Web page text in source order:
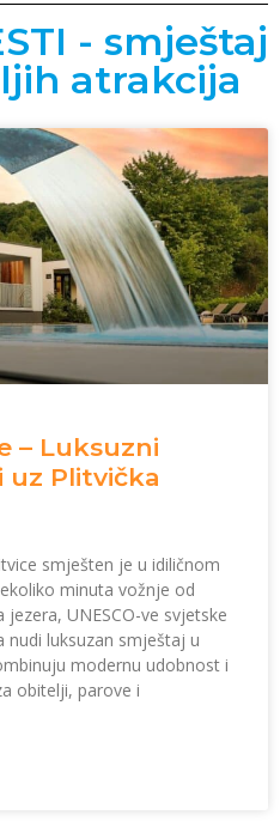
- smještaj
atrakcija
– Luksuzni
uz Plitvička
smješten je u idiličnom
minuta vožnje od
UNESCO-ve svjetske
nudi luksuzan smještaj u
modernu udobnost i
obitelji, parove i